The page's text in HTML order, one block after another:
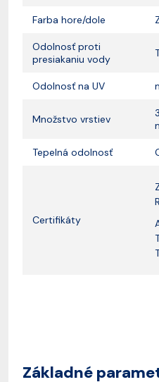
Farba hore/dole
Odolnosť proti
presiakaniu vody
Odolnosť na UV
Množstvo vrstiev
Tepelná odolnosť
Certifikáty
Základné